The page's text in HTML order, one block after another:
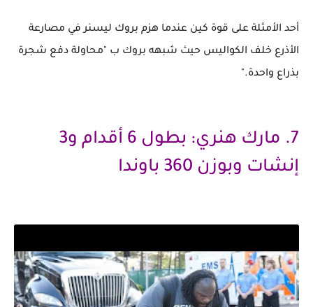
أحد الأمثلة على قوة كين عندما هزم بروك ليسنر في مصارعة
الأذرع خلف الكواليس حيث شبهه بروك ب "محاولة دفع شجرة
بذراع واحدة."
7. مارك هنري: بطول 6 أقدام و3
إنشات وبوزن 360 باوندا